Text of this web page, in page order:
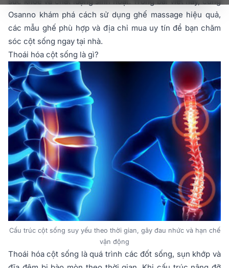
Osanno khám phá cách sử dụng ghế massage hiệu quả,
các mẫu ghế phù hợp và địa chỉ mua uy tín để bạn chăm
sóc cột sống ngay tại nhà.
Thoái hóa cột sống là gì?
Cấu trúc cột sống suy yếu theo thời gian, gây đau nhức và hạn chế
vận động
Thoái hóa cột sống là quá trình các đốt sống, sụn khớp và